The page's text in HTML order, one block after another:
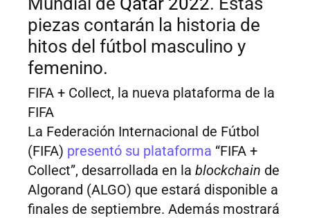
piezas contarán la historia de
hitos del fútbol masculino y
femenino.
FIFA + Collect, la nueva plataforma de la
FIFA
La Federación Internacional de Fútbol
(FIFA) presentó su plataforma “FIFA +
Collect”, desarrollada en la blockchain de
Algorand (ALGO) que estará disponible a
finales de septiembre. Además mostrará